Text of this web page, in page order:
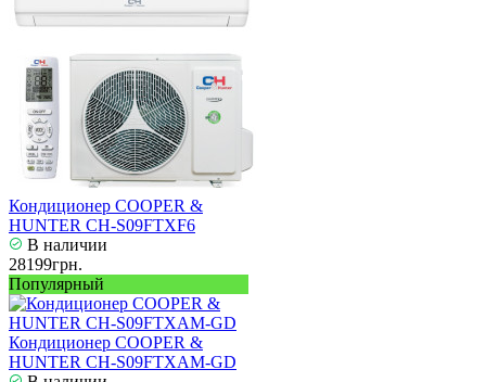
Кондиционер COOPER &
HUNTER CH-S09FTXF6
В наличии
28199грн.
Популярный
Кондиционер COOPER &
HUNTER CH-S09FTXAM-GD